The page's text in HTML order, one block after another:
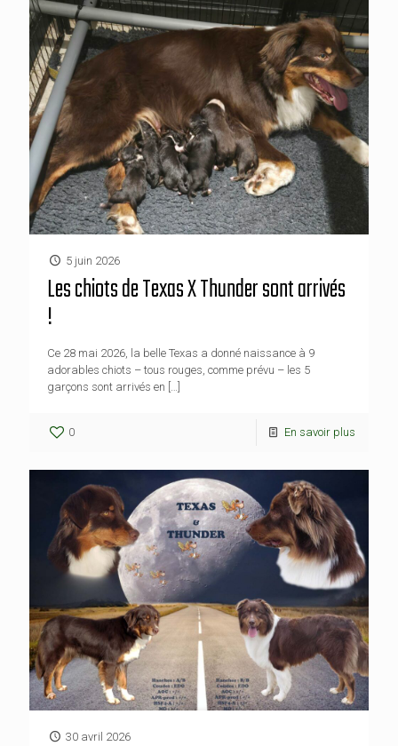
5 juin 2026
Les chiots de Texas X Thunder sont arrivés
!
Ce 28 mai 2026, la belle Texas a donné naissance à 9
adorables chiots – tous rouges, comme prévu – les 5
garçons sont arrivés en […]
0 En savoir plus
30 avril 2026